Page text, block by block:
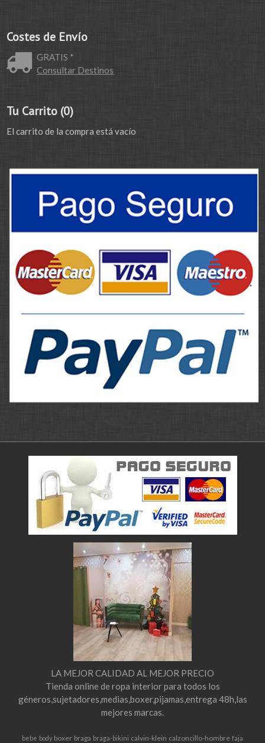
Costes de Envío
GRATIS *
Consultar Destinos
Tu Carrito (0)
El carrito de la compra está vacío
LA MEJOR CALIDAD AL MEJOR PRECIO
Tienda online de ropa interior para todos los
géneros,sujetadores,medias,boxer,pijamas,entrega 48h,las
mejores marcas.
bebe body boxer braga braga-bikini calvin-klein calzoncillo-hombre faja